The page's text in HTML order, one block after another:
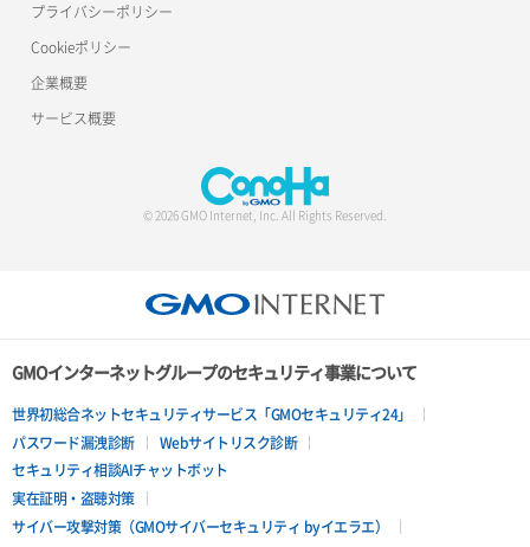
プライバシーポリシー
Cookieポリシー
企業概要
サービス概要
© 2026 GMO Internet, Inc. All Rights Reserved.
GMOインターネットグループのセキュリティ事業について
世界初総合ネットセキュリティサービス「GMOセキュリティ24」
パスワード漏洩診断
Webサイトリスク診断
セキュリティ相談AIチャットボット
実在証明・盗聴対策
サイバー攻撃対策（GMOサイバーセキュリティ byイエラエ）